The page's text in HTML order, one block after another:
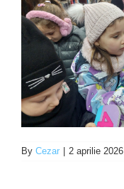
By Cezar 2 aprilie 2026